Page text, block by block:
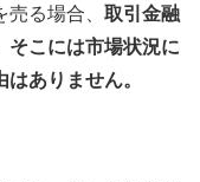
る場合、 取引金融
そこには市場状況に
ありません。